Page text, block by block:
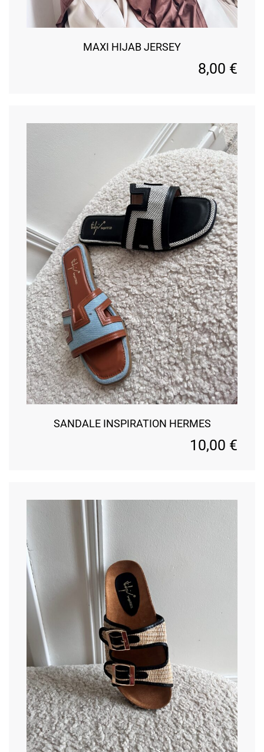
MAXI HIJAB JERSEY
8,00 €
SANDALE INSPIRATION HERMES
10,00 €